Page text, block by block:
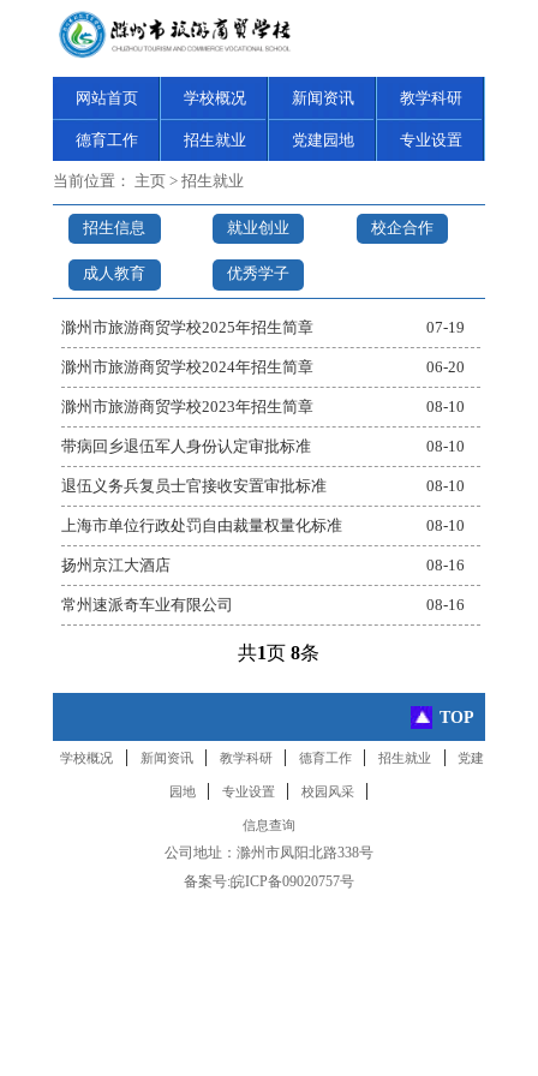
网站首页 学校概况 新闻资讯 教学科研
德育工作 招生就业 党建园地 专业设置
当前位置： 主页 > 招生就业
招生信息 就业创业 校企合作
成人教育 优秀学子
滁州市旅游商贸学校2025年招生简章 07-19
滁州市旅游商贸学校2024年招生简章 06-20
滁州市旅游商贸学校2023年招生简章 08-10
带病回乡退伍军人身份认定审批标准 08-10
退伍义务兵复员士官接收安置审批标准 08-10
上海市单位行政处罚自由裁量权量化标准 08-10
扬州京江大酒店 08-16
常州速派奇车业有限公司 08-16
共1页 8条
TOP
学校概况 | 新闻资讯 | 教学科研 | 德育工作 | 招生就业 | 党建
园地 | 专业设置 | 校园风采 |
信息查询
公司地址：滁州市凤阳北路338号
备案号:皖ICP备09020757号